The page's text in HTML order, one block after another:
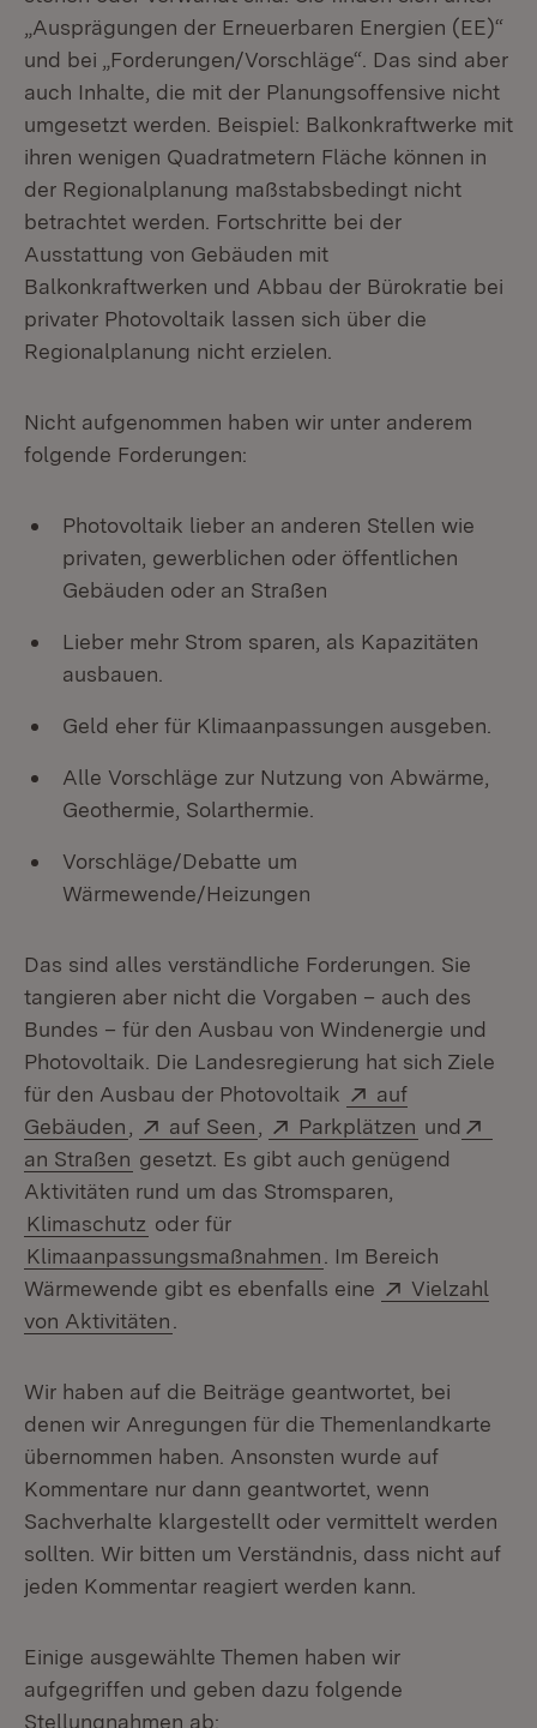
„Ausprägungen der Erneuerbaren Energien (EE)“
und bei „Forderungen/Vorschläge“. Das sind aber
auch Inhalte, die mit der Planungsoffensive nicht
umgesetzt werden. Beispiel: Balkonkraftwerke mit
ihren wenigen Quadratmetern Fläche können in
der Regionalplanung maßstabsbedingt nicht
betrachtet werden. Fortschritte bei der
Ausstattung von Gebäuden mit
Balkonkraftwerken und Abbau der Bürokratie bei
privater Photovoltaik lassen sich über die
Regionalplanung nicht erzielen.
Nicht aufgenommen haben wir unter anderem
folgende Forderungen:
Photovoltaik lieber an anderen Stellen wie
privaten, gewerblichen oder öffentlichen
Gebäuden oder an Straßen
Lieber mehr Strom sparen, als Kapazitäten
ausbauen.
Geld eher für Klimaanpassungen ausgeben.
Alle Vorschläge zur Nutzung von Abwärme,
Geothermie, Solarthermie.
Vorschläge/Debatte um
Wärmewende/Heizungen
Das sind alles verständliche Forderungen. Sie
tangieren aber nicht die Vorgaben – auch des
Bundes – für den Ausbau von Windenergie und
Photovoltaik. Die Landesregierung hat sich Ziele
für den Ausbau der Photovoltaik
Extern:
auf
Gebäuden (Öffnet in neuem Fenster)
Extern:
auf Seen (Öffnet in neuem Fenster)
Extern:
Parkplätzen (Öffnet in
und
an Straßen (Öffnet in neuem Fenster)
gesetzt. Es gibt auch genügend
Aktivitäten rund um das Stromsparen,
Klimaschutz oder für
Klimaanpassungsmaßnahmen
. Im Bereich
Wärmewende gibt es ebenfalls eine
Extern:
Vielzahl
von Aktivitäten
Wir haben auf die Beiträge geantwortet, bei
denen wir Anregungen für die Themenlandkarte
übernommen haben. Ansonsten wurde auf
Kommentare nur dann geantwortet, wenn
Sachverhalte klargestellt oder vermittelt werden
sollten. Wir bitten um Verständnis, dass nicht auf
jeden Kommentar reagiert werden kann.
Einige ausgewählte Themen haben wir
aufgegriffen und geben dazu folgende
Stellungnahmen ab: